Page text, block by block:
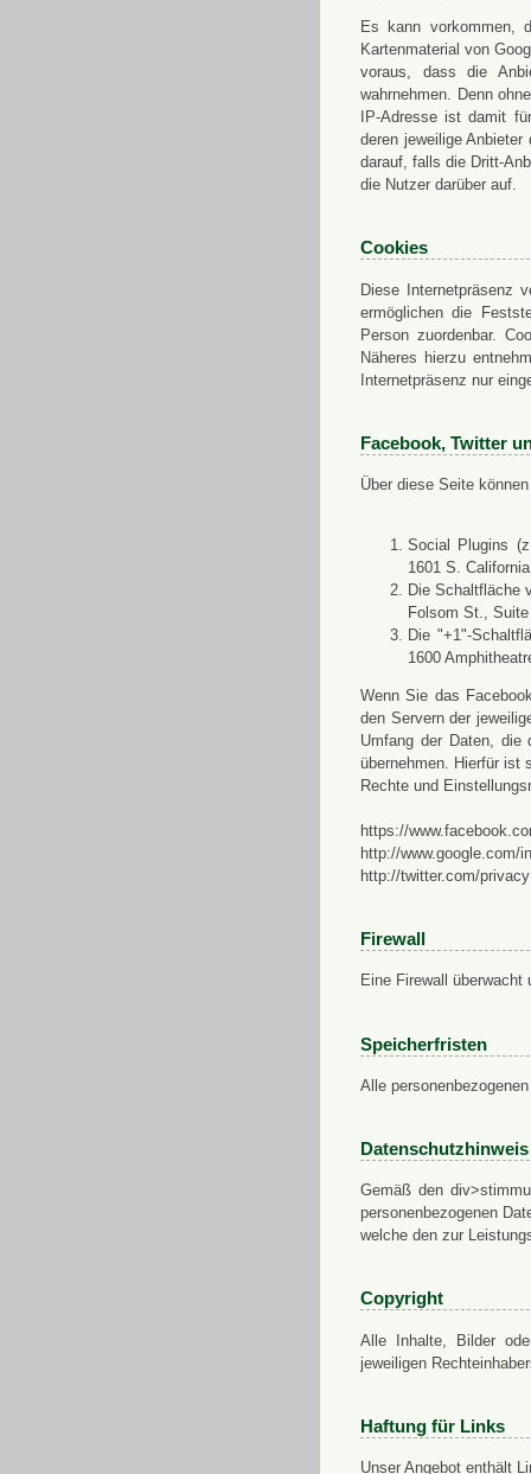
Es kann vorkommen,
Kartenmaterial von
voraus, dass die
wahrnehmen. Denn
IP-Adresse ist damit
deren jeweilige
darauf, falls die Dritt-
die Nutzer darüber auf.
Cookies
Diese Internetpräsenz
ermöglichen die
Person zuordenbar.
Näheres hierzu
Internetpräsenz nur
Facebook, Twitter
Über diese Seite
Social Plugins
1601 S.
Die Schaltfläche
Folsom St.,
Die "+1"-
1600
Wenn Sie das
den Servern der
Umfang der Daten, die
übernehmen. Hierfür ist
Rechte und
https://
http://www.google.com/
http://twitter.com/privacy
Firewall
Eine Firewall
Speicherfristen
Alle
Datenschutzhinweis
Gemäß den
personenbezogenen
welche den zur
Copyright
Alle Inhalte, Bilder
jeweiligen
Haftung für Links
Unser Angebot enthält